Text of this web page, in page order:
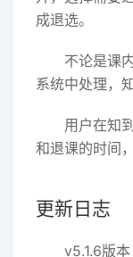
成退选。
不论是课
系统中处理，
用户在知
和退课的时间
更新日志
v5.1.6版本